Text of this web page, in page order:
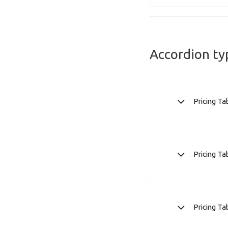
Accordion
Pricing
Pricing
Pricing